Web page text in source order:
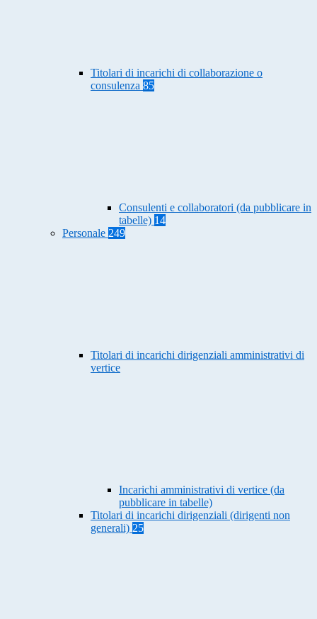
Titolari di incarichi di collaborazione o
consulenza 85
Consulenti e collaboratori (da pubblicare in
tabelle) 14
Personale 249
Titolari di incarichi dirigenziali amministrativi di
vertice
Incarichi amministrativi di vertice (da
pubblicare in tabelle)
Titolari di incarichi dirigenziali (dirigenti non
generali) 25